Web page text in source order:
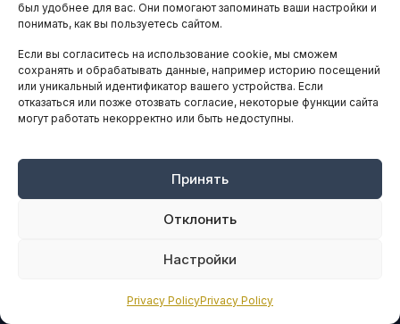
был удобнее для вас. Они помогают запоминать ваши настройки и
понимать, как вы пользуетесь сайтом.
Если вы согласитесь на использование cookie, мы сможем
сохранять и обрабатывать данные, например историю посещений
или уникальный идентификатор вашего устройства. Если
отказаться или позже отозвать согласие, некоторые функции сайта
могут работать некорректно или быть недоступны.
Принять
Отклонить
Настройки
Privacy PolicyPrivacy Policy
ДЕЛОВОЕ СООБЩЕСТВО
Конференции и форумы
Бизнес-клубы и ассоциации
Остальные новости
АНАЛИТИКА И СТАТИСТИКА
ARTICLES IN ENGLISH
Архив материалов